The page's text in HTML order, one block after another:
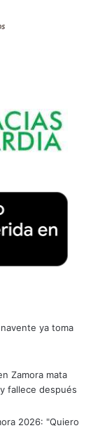
ya toma
Zamora mata
fallece después
2026: "Quiero